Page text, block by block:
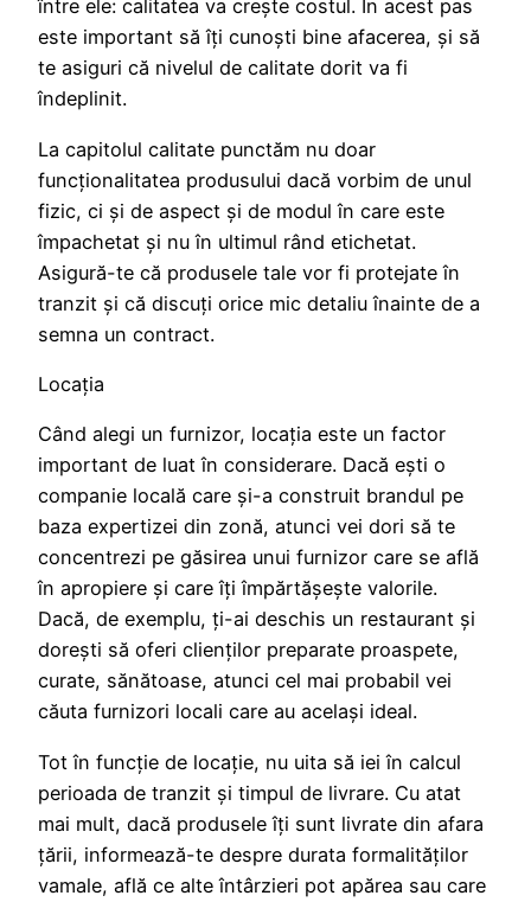
între ele: calitatea va crește costul. În acest pas
este important să îți cunoști bine afacerea, și să
te asiguri că nivelul de calitate dorit va fi
îndeplinit.
La capitolul calitate punctăm nu doar
funcţionalitatea produsului dacă vorbim de unul
fizic, ci şi de aspect şi de modul în care este
împachetat şi nu în ultimul rând etichetat.
Asigură-te că produsele tale vor fi protejate în
tranzit şi că discuţi orice mic detaliu înainte de a
semna un contract.
Locaţia
Când alegi un furnizor, locația este un factor
important de luat în considerare. Dacă eşti o
companie locală care și-a construit brandul pe
baza expertizei din zonă, atunci vei dori să te
concentrezi pe găsirea unui furnizor care se află
în apropiere și care îţi împărtășește valorile.
Dacă, de exemplu, ţi-ai deschis un restaurant şi
doreşti să oferi clienților preparate proaspete,
curate, sănătoase, atunci cel mai probabil vei
căuta furnizori locali care au acelaşi ideal.
Tot în funcţie de locaţie, nu uita să iei în calcul
perioada de tranzit şi timpul de livrare. Cu atat
mai mult, dacă produsele îţi sunt livrate din afara
țării, informează-te despre durata formalităţilor
vamale, află ce alte întârzieri pot apărea sau care